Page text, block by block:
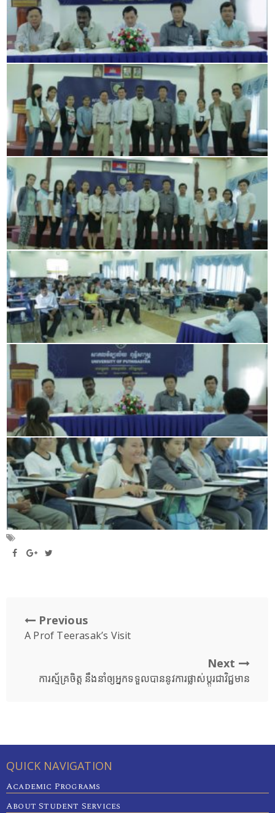
Previous
A Prof Teerasak’s Visit
Next
ការស្ម័គ្រចិត្ត នឹងនាំឲ្យអ្នកទទួលបាននូវការផ្លាស់ប្តូរជាវិជ្ជមាន
QUICK NAVIGATION
Academic Programs
About Student Services